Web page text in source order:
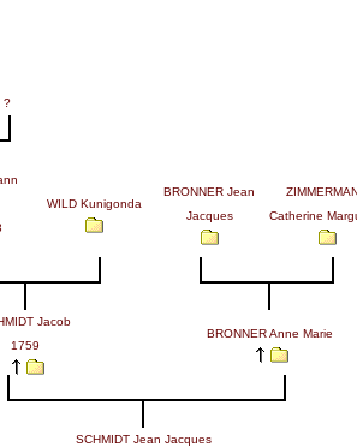
?
WILD Kunigonda
BRONNER Jean
Jacques
Catherine
Jacob
1759
BRONNER Anne Marie
SCHMIDT Jean Jacques